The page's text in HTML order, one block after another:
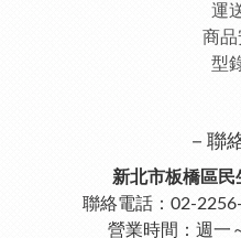
運
商
型
－聯
新北市板橋區
聯絡電話：02-
營業時間：週一